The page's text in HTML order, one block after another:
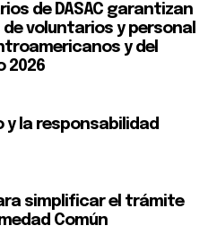
de DASAC garantizan
voluntarios y personal
y del
2026
y la responsabilidad
simplificar el trámite
Común